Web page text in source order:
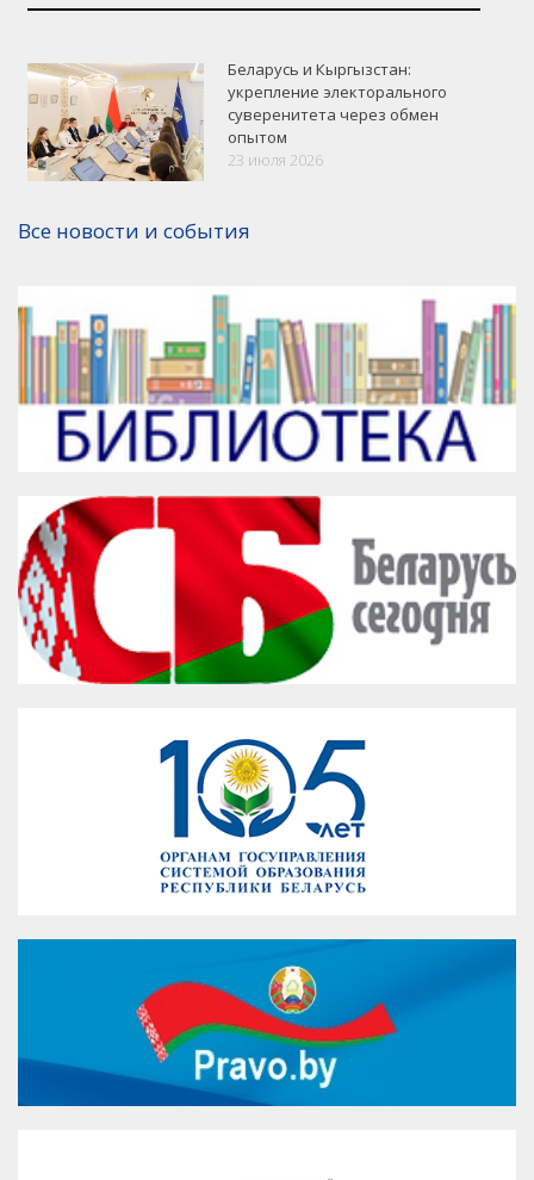
VK Google+ Facebook
Беларусь и Кыргызстан:
укрепление электорального
суверенитета через обмен
опытом
23 июля 2026
Все новости и события